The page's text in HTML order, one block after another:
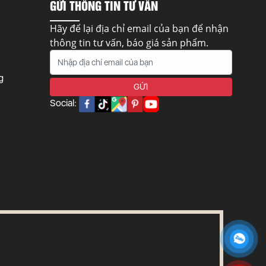
GỬI THÔNG TIN TƯ VẤN
Hãy để lại địa chỉ email của bạn để nhận
thông tin tư vấn, báo giá sản phẩm.
Social: